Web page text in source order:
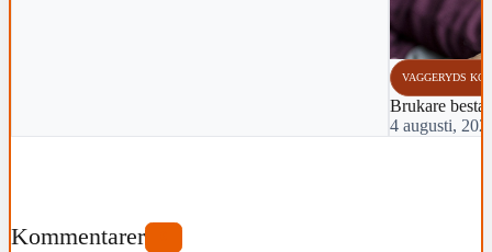
VAGGERYDS
Brukare
4 augusti,
Kommentarer